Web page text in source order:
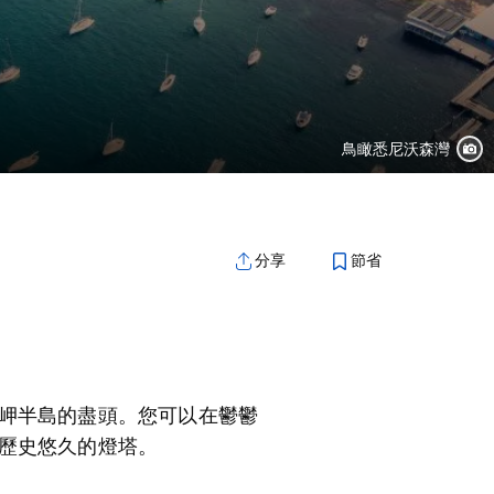
鳥瞰悉尼沃森灣
分享 節省
半島的盡頭。您可以在鬱鬱
悠久的燈塔。